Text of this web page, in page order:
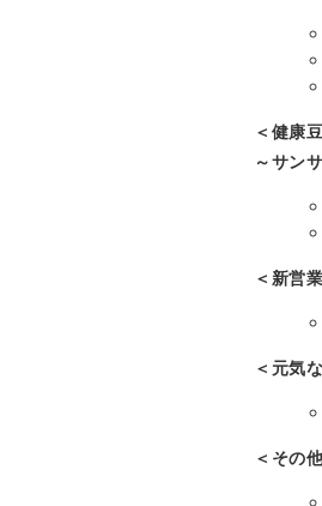
＜健康
～サン
＜新営
＜元気
＜その